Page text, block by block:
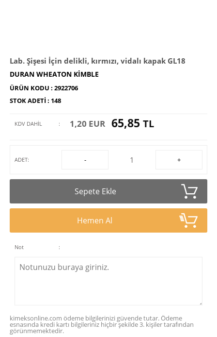
Lab. Şişesi İçin delikli, kırmızı, vidalı kapak GL18
DURAN WHEATON KIMBLE
ÜRÜN KODU : 2922706
STOK ADETI : 148
KDV DAHİL : 1,20 EUR 65,85 TL
ADET: - +
Sepete Ekle
Hemen Al
Not :
kimeksonline.com ödeme bilgilerinizi güvende tutar. Ödeme
esnasında kredi kartı bilgileriniz hiçbir şekilde 3. kişiler tarafından
görünmemektedir.